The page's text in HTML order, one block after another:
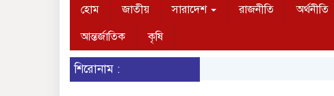
হোম জাতীয় সারাদেশ রাজনীতি অর্থনীতি
আন্তর্জাতিক
কৃষি
শিরোনাম :